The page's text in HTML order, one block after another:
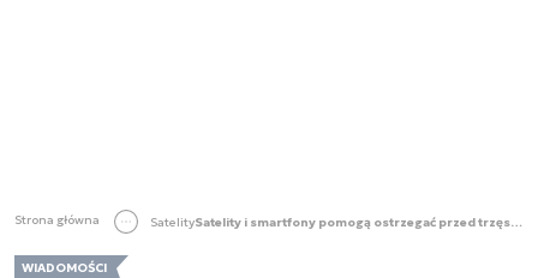
Strona główna Satelity Satelity i smartfony pomogą ostrzegać przed trzęsieniami Ziemi
WIADOMOŚCI